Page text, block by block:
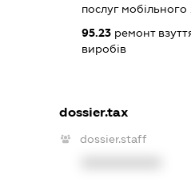
послуг
95.23 ремонт
виробів
dossier.tax
dossier.staff